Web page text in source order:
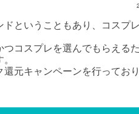
ということもあり、コスプ
コスプレを選んでもらえる
元キャンペーンを行っており